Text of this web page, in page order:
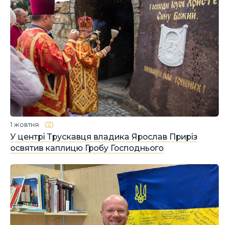
У центрі Трускавця владика Ярослав Приріз
освятив каплицю Гробу Господнього
1 жовтня